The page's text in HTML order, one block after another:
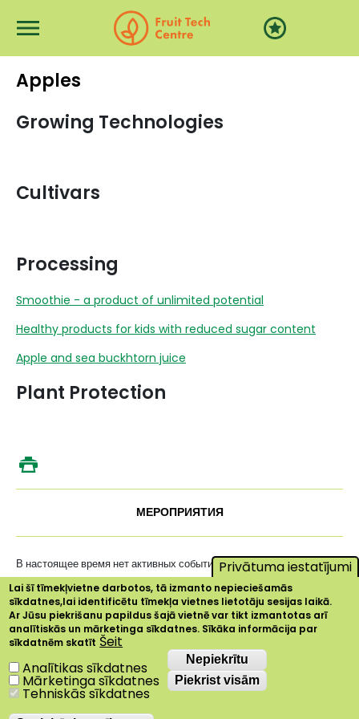
Apples
Growing Technologies
Cultivars
Processing
Smoothie - a product of unlimited potential
Healthy products for kids with reduced sugar content
Apple and sea buckhtorn juice
Plant Protection
МЕРОПРИЯТИЯ
В настоящее время нет активных событий ...Privātuma iestatījumi
Lai šī tīmekļvietne darbotos, tā izmanto nepieciešamās
sīkdatnes,lai identificētu tīmekļa vietnes lietotāju sesijas laikā.
Ar Jūsu piekrišanu papildus šajā vietnē var tikt izmantotas arī
analītiskās un mārketinga sīkdatnes. Sīkāka informācija par
sīkdatnēm skatīt Šeit
Analītikas sīkdatnes
Mārketinga sīkdatnes
Tehniskās sīkdatnes
Nepiekrītu
Piekrist visām
Nepiekrītu